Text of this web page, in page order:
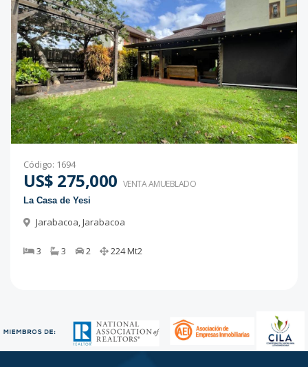
Código: 1694
US$ 275,000 VENTA AMUEBLADO
La Casa de Yesi
Jarabacoa,Jarabacoa
3 3 2 224Mt2